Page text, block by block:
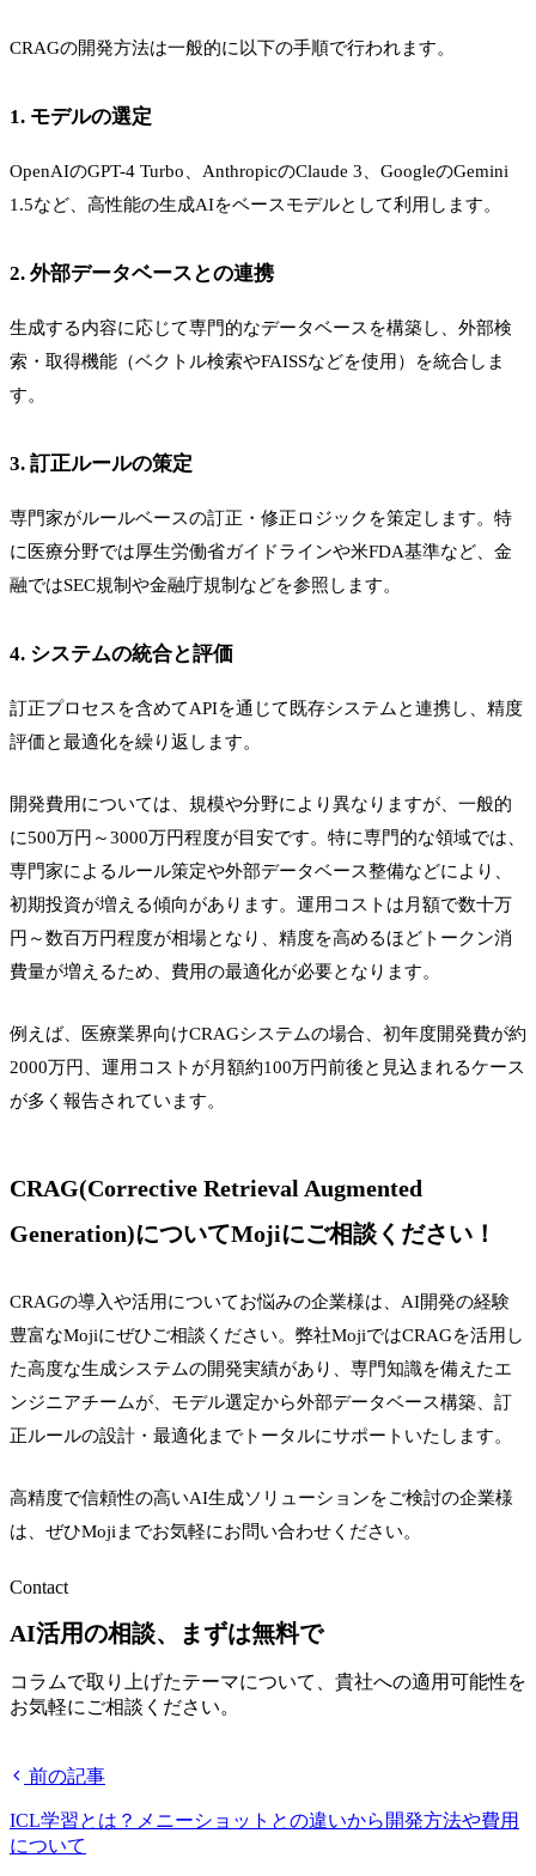
CRAGの開発方法は一般的に以下の手順で行われます。
1. モデルの選定
OpenAIのGPT-4 Turbo、AnthropicのClaude 3、GoogleのGemini
1.5など、高性能の生成AIをベースモデルとして利用します。
2. 外部データベースとの連携
生成する内容に応じて専門的なデータベースを構築し、外部検
索・取得機能（ベクトル検索やFAISSなどを使用）を統合しま
す。
3. 訂正ルールの策定
専門家がルールベースの訂正・修正ロジックを策定します。特
に医療分野では厚生労働省ガイドラインや米FDA基準など、金
融ではSEC規制や金融庁規制などを参照します。
4. システムの統合と評価
訂正プロセスを含めてAPIを通じて既存システムと連携し、精度
評価と最適化を繰り返します。
開発費用については、規模や分野により異なりますが、一般的
に500万円～3000万円程度が目安です。特に専門的な領域では、
専門家によるルール策定や外部データベース整備などにより、
初期投資が増える傾向があります。運用コストは月額で数十万
円～数百万円程度が相場となり、精度を高めるほどトークン消
費量が増えるため、費用の最適化が必要となります。
例えば、医療業界向けCRAGシステムの場合、初年度開発費が約
2000万円、運用コストが月額約100万円前後と見込まれるケース
が多く報告されています。
CRAG(Corrective Retrieval Augmented
Generation)についてMojiにご相談ください！
CRAGの導入や活用についてお悩みの企業様は、AI開発の経験
豊富なMojiにぜひご相談ください。弊社MojiではCRAGを活用し
た高度な生成システムの開発実績があり、専門知識を備えたエ
ンジニアチームが、モデル選定から外部データベース構築、訂
正ルールの設計・最適化までトータルにサポートいたします。
高精度で信頼性の高いAI生成ソリューションをご検討の企業様
は、ぜひMojiまでお気軽にお問い合わせください。
Contact
AI活用の相談、まずは無料で
コラムで取り上げたテーマについて、貴社への適用可能性を
お気軽にご相談ください。
前の記事
ICL学習とは？メニーショットとの違いから開発方法や費用
について